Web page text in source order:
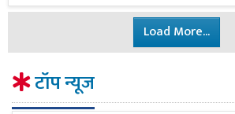
Load More...
टॉप न्यूज